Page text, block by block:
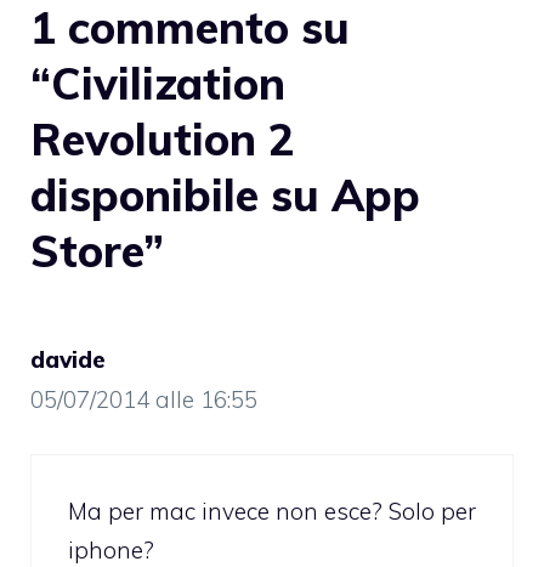
1 commento su
“Civilization
Revolution 2
disponibile su App
Store”
davide
05/07/2014 alle 16:55
Ma per mac invece non esce? Solo per
iphone?